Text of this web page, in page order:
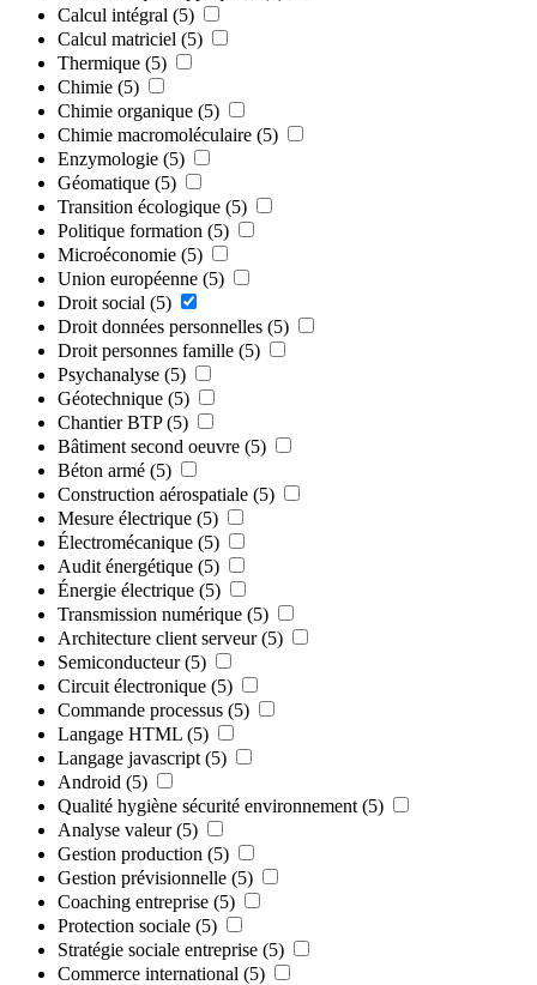
Calcul intégral (5)
Calcul matriciel (5)
Thermique (5)
Chimie (5)
Chimie organique (5)
Chimie macromoléculaire (5)
Enzymologie (5)
Géomatique (5)
Transition écologique (5)
Politique formation (5)
Microéconomie (5)
Union européenne (5)
Droit social (5)
Droit données personnelles (5)
Droit personnes famille (5)
Psychanalyse (5)
Géotechnique (5)
Chantier BTP (5)
Bâtiment second oeuvre (5)
Béton armé (5)
Construction aérospatiale (5)
Mesure électrique (5)
Électromécanique (5)
Audit énergétique (5)
Énergie électrique (5)
Transmission numérique (5)
Architecture client serveur (5)
Semiconducteur (5)
Circuit électronique (5)
Commande processus (5)
Langage HTML (5)
Langage javascript (5)
Android (5)
Qualité hygiène sécurité environnement (5)
Analyse valeur (5)
Gestion production (5)
Gestion prévisionnelle (5)
Coaching entreprise (5)
Protection sociale (5)
Stratégie sociale entreprise (5)
Commerce international (5)